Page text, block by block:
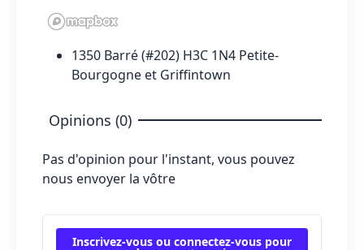
1350 Barré (#202) H3C 1N4 Petite-
Bourgogne et Griffintown
Opinions (0)
Pas d'opinion pour l'instant, vous pouvez
nous envoyer la vôtre
Inscrivez-vous ou connectez-vous pour